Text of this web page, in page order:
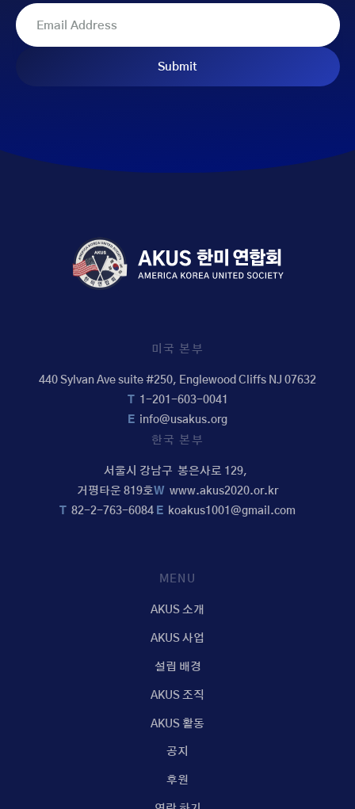
미국 본부
440 Sylvan Ave suite #250, Englewood Cliffs NJ 07632
T1-201-603-0041
E info@usakus.org
한국 본부
서울시 강남구 봉은사로 129,
거평타운 819호W www.akus2020.or.kr
82-2-763-6084 E koakus1001@gmail.com
MENU
AKUS 소개
AKUS 사업
설립 배경
AKUS 조직
AKUS 활동
공지
후원